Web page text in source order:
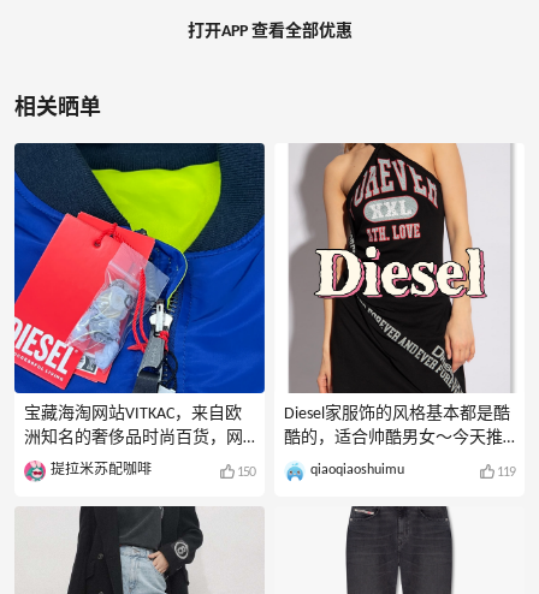
打开APP 查看全部优惠
相关晒单
宝藏海淘网站VITKAC，来自欧
洲知名的奢侈品时尚百货，网
站销售来自世界超过200个国际
知名奢侈品品牌和设计师品
牌，是购买时尚奢侈品的不二
之选。说到diesel虽然是牛仔比
较有名气，但是400块的衬衣也
很洋气，卫衣的料子也很舒服~
提拉米苏配咖啡 150
Diesel家服饰的风格基本都是酷
酷的，适合帅酷男女～今天推
荐的这条来自vitkac中文官网的
Diesel无袖连衣裙就是帅酷风格
哦。黑色的裙子，胸前是交叉
带子，露出锁骨，瞬间变性感
是两边不对称的设计。整个风
qiaoqiaoshuimu 119